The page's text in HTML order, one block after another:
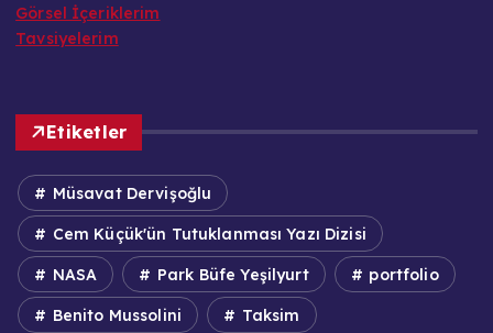
Görsel İçeriklerim
Tavsiyelerim
Etiketler
Müsavat Dervişoğlu
Cem Küçük'ün Tutuklanması Yazı Dizisi
NASA Park Büfe Yeşilyurt portfolio
Benito Mussolini Taksim